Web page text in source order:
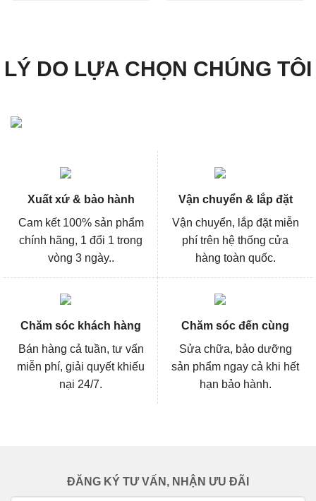
LÝ DO LỰA CHỌN CHÚNG TÔI
Xuất xứ & bảo hành
Cam kết 100% sản phẩm
chính hãng, 1 đổi 1 trong
vòng 3 ngày..
Vận chuyển & lắp đặt
Vận chuyển, lắp đặt miễn
phí trên hệ thống cửa
hàng toàn quốc.
Chăm sóc khách hàng
Bán hàng cả tuần, tư vấn
miễn phí, giải quyết khiếu
nại 24/7.
Chăm sóc đến cùng
Sửa chữa, bảo dưỡng
sản phẩm ngay cả khi hết
hạn bảo hành.
ĐĂNG KÝ TƯ VẤN, NHẬN ƯU ĐÃI